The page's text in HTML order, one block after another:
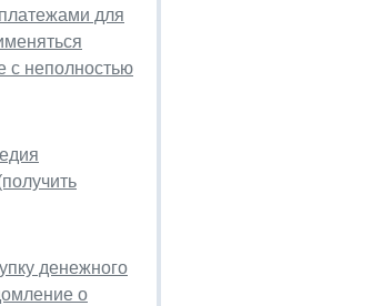
для
с неполностью
денежного
о